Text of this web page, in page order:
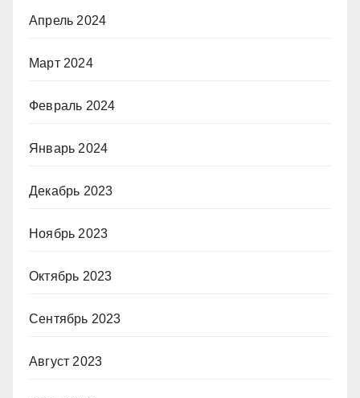
Апрель 2024
Март 2024
Февраль 2024
Январь 2024
Декабрь 2023
Ноябрь 2023
Октябрь 2023
Сентябрь 2023
Август 2023